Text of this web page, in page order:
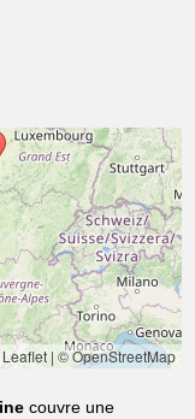
Leaflet| © OpenStreetMap
couvre une